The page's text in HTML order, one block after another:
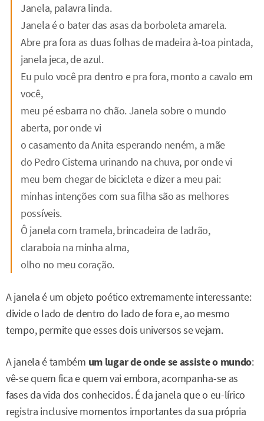
Janela, palavra linda.
Janela é o bater das asas da borboleta amarela.
Abre pra fora as duas folhas de madeira à-toa pintada,
janela jeca, de azul.
Eu pulo você pra dentro e pra fora, monto a cavalo em
você,
meu pé esbarra no chão. Janela sobre o mundo
aberta, por onde vi
o casamento da Anita esperando neném, a mãe
do Pedro Cisterna urinando na chuva, por onde vi
meu bem chegar de bicicleta e dizer a meu pai:
minhas intenções com sua filha são as melhores
possíveis.
Ô janela com tramela, brincadeira de ladrão,
claraboia na minha alma,
olho no meu coração.
A janela é um objeto poético extremamente interessante:
divide o lado de dentro do lado de fora e, ao mesmo
tempo, permite que esses dois universos se vejam.
A janela é também um lugar de onde se assiste o mundo:
vê-se quem fica e quem vai embora, acompanha-se as
fases da vida dos conhecidos. É da janela que o eu-lírico
registra inclusive momentos importantes da sua própria